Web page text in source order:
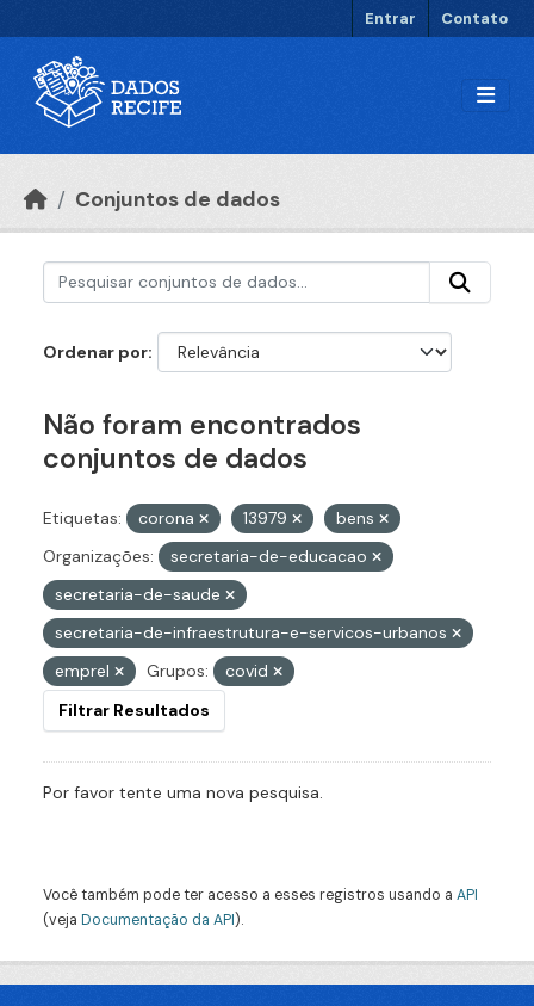
Entrar Contato
Conjuntos de dados
Ordenar por
Não foram encontrados
conjuntos de dados
Etiquetas: corona 13979
bens
Organizações:
secretaria-de-educacao
secretaria-de-saude
secretaria-de-infraestrutura-e-servicos-urbanos
emprel
Grupos:
covid
Filtrar Resultados
Por favor tente uma nova pesquisa.
Você também pode ter acesso a esses registros usando a API
(veja Documentação da API).